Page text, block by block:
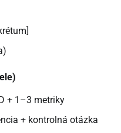
+ 1–3 metriky
+ kontrolná otázka